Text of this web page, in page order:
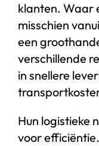
klanten. Waar
misschien
een
verschillende
in snellere
Hun logistieke
voor